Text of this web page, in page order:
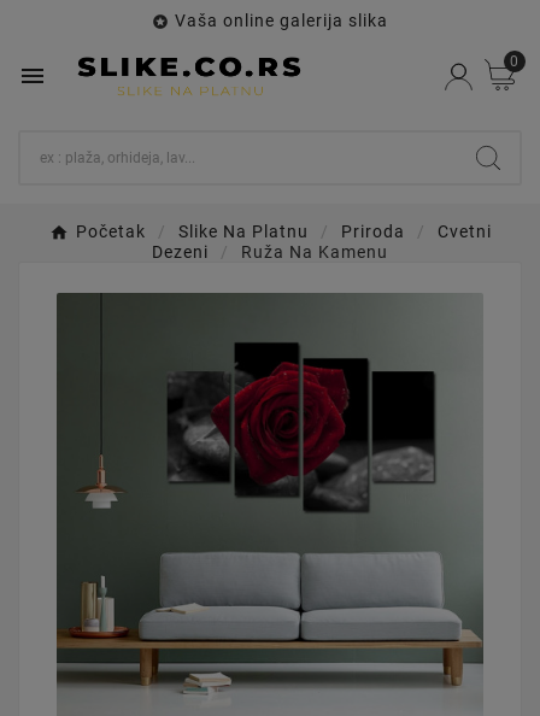
 Vaša online galerija slika

0
Početak Slike Na Platnu Priroda
Cvetni
Dezeni
Ruža Na Kamenu